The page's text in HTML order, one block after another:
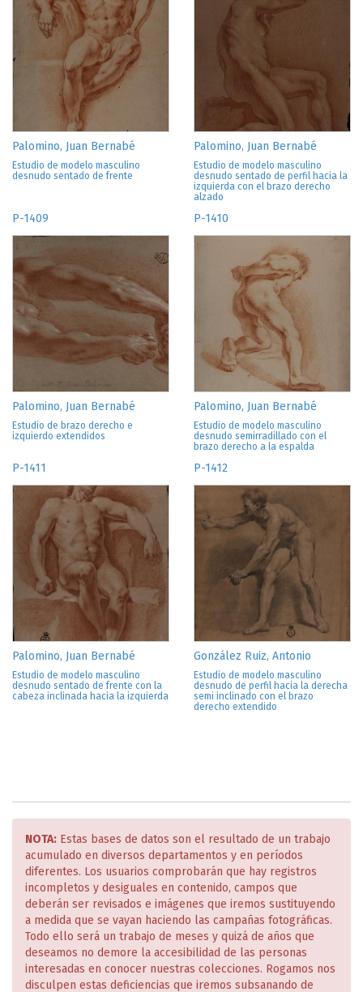
Palomino, Juan Bernabé
Estudio de modelo masculino
desnudo sentado de frente
Palomino, Juan Bernabé
Estudio de modelo masculino
desnudo sentado de perfil hacia la
izquierda con el brazo derecho
alzado
P-1409
Palomino, Juan Bernabé
Estudio de brazo derecho e
izquierdo extendidos
P-1410
Palomino, Juan Bernabé
Estudio de modelo masculino
desnudo semirradillado con el
brazo derecho a la espalda
P-1411
Palomino, Juan Bernabé
Estudio de modelo masculino
desnudo sentado de frente con la
cabeza inclinada hacia la izquierda
P-1412
González Ruiz, Antonio
Estudio de modelo masculino
desnudo de perfil hacia la derecha
semi inclinado con el brazo
derecho extendido
NOTA: Estas bases de datos son el resultado de un trabajo
acumulado en diversos departamentos y en períodos
diferentes. Los usuarios comprobarán que hay registros
incompletos y desiguales en contenido, campos que
deberán ser revisados e imágenes que iremos sustituyendo
a medida que se vayan haciendo las campañas fotográficas.
Todo ello será un trabajo de meses y quizá de años que
deseamos no demore la accesibilidad de las personas
interesadas en conocer nuestras colecciones. Rogamos nos
disculpen estas deficiencias que iremos subsanando de